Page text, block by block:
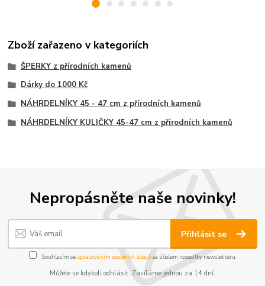
Zboží zařazeno v kategoriích
ŠPERKY z přírodních kamenů
Dárky do 1000 Kč
NÁHRDELNÍKY 45 - 47 cm z přírodních kamenů
NÁHRDELNÍKY KULIČKY 45-47 cm z přírodních kamenů
Nepropásněte naše novinky!
Přihlásit se
Souhlasím se zpracováním osobních údajůza účelem rozesílky newsletteru.
Můžete se kdykoli odhlásit. Zasíláme jednou za 14 dní.